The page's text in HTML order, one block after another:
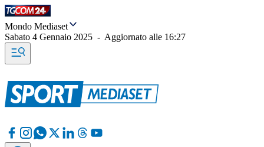
Mondo Mediaset
Sabato 4 Gennaio 2025 - Aggiornato alle 16:27